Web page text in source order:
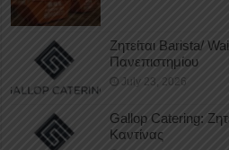
Ζητείται Barista/
Πανεπιστημίου
July 23, 2026
Gallop Catering:
Καντίνας